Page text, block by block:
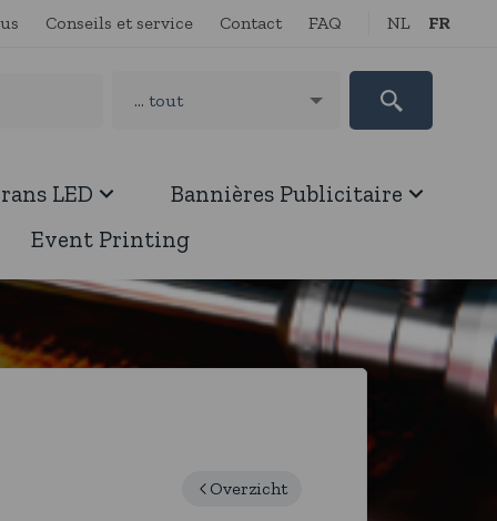
Conseils et service Contact FAQ NL FR
LED
Bannières Publicitaire
Event Printing
Overzicht